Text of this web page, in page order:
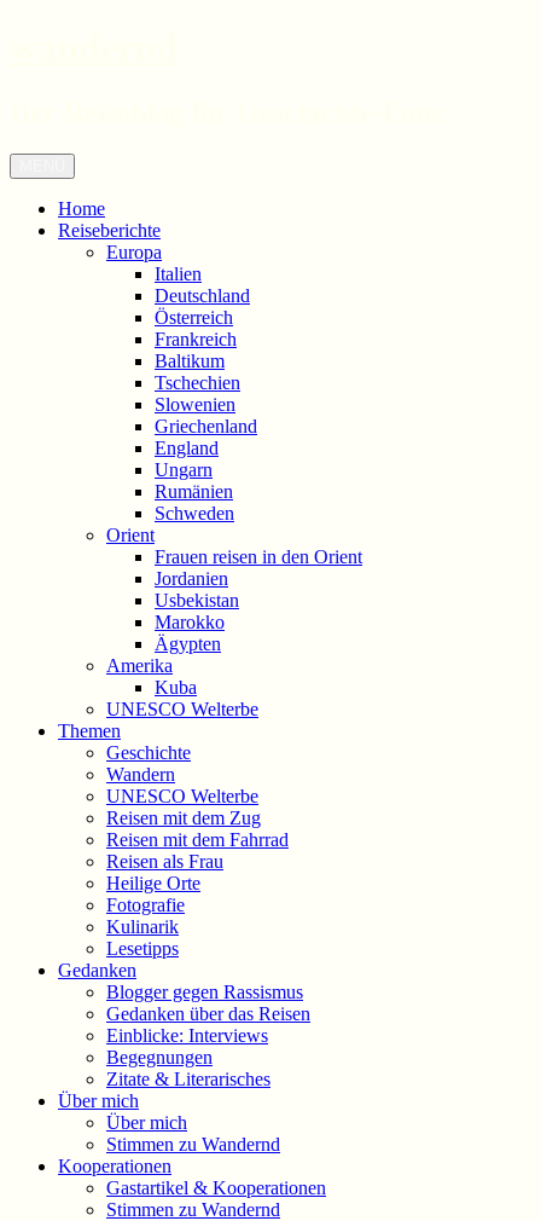
Zum
Inhalt
springen
Home
Reiseberichte
Europa
Italien
Deutschland
Österreich
Frankreich
Baltikum
Tschechien
Slowenien
Griechenland
England
Ungarn
Rumänien
Schweden
Orient
Frauen reisen in den Orient
Jordanien
Usbekistan
Marokko
Ägypten
Amerika
Kuba
UNESCO Welterbe
Themen
Geschichte
Wandern
UNESCO Welterbe
Reisen mit dem Zug
Reisen mit dem Fahrrad
Reisen als Frau
Heilige Orte
Fotografie
Kulinarik
Lesetipps
Gedanken
Blogger gegen Rassismus
Gedanken über das Reisen
Einblicke: Interviews
Begegnungen
Zitate & Literarisches
Über mich
Über mich
Stimmen zu Wandernd
Kooperationen
Gastartikel & Kooperationen
Stimmen zu Wandernd